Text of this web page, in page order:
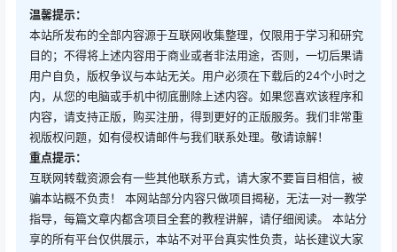
温馨提示：
本站所发布的全部内容源于互联网收集整理，仅限用于学习和研究
目的；不得将上述内容用于商业或者非法用途，否则，一切后果请
用户自负，版权争议与本站无关。用户必须在下载后的24个小时之
内，从您的电脑或手机中彻底删除上述内容。如果您喜欢该程序和
内容，请支持正版，购买注册，得到更好的正版服务。我们非常重
视版权问题，如有侵权请邮件与我们联系处理。敬请谅解！
重点提示：
互联网转载资源会有一些其他联系方式，请大家不要盲目相信，被
骗本站概不负责！ 本网站部分内容只做项目揭秘，无法一对一教学
指导，每篇文章内都含项目全套的教程讲解，请仔细阅读。 本站分
享的所有平台仅供展示，本站不对平台真实性负责，站长建议大家